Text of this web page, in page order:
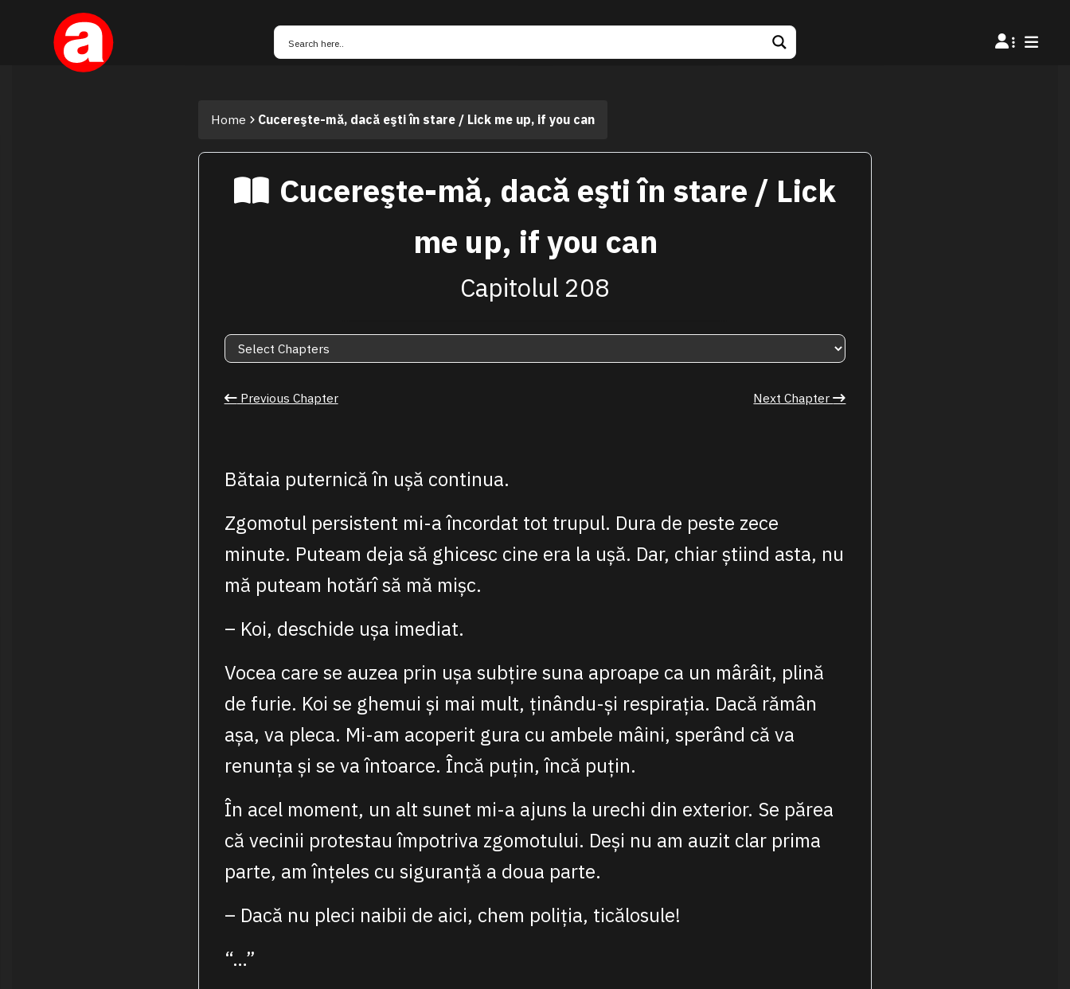
Home Cucereşte-mă, dacă eşti în stare / Lick me up, if you can
Cucereşte-mă, dacă eşti în stare / Lick
me up, if you can
Capitolul 208
Previous Chapter Next Chapter
Bătaia puternică în ușă continua.
Zgomotul persistent mi-a încordat tot trupul. Dura de peste zece
minute. Puteam deja să ghicesc cine era la ușă. Dar, chiar știind asta, nu
mă puteam hotărî să mă mișc.
– Koi, deschide ușa imediat.
Vocea care se auzea prin ușa subțire suna aproape ca un mârâit, plină
de furie. Koi se ghemui și mai mult, ținându-și respirația. Dacă rămân
așa, va pleca. Mi-am acoperit gura cu ambele mâini, sperând că va
renunța și se va întoarce. Încă puțin, încă puțin.
În acel moment, un alt sunet mi-a ajuns la urechi din exterior. Se părea
că vecinii protestau împotriva zgomotului. Deși nu am auzit clar prima
parte, am înțeles cu siguranță a doua parte.
– Dacă nu pleci naibii de aici, chem poliția, ticălosule!
“…”